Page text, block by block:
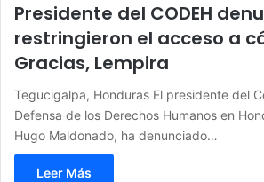
Presidente del CODEH
restringieron el acceso a
Gracias, Lempira
Tegucigalpa, Honduras El presidente del
Defensa de los Derechos Humanos en
Hugo Maldonado, ha denunciado…
Leer Más